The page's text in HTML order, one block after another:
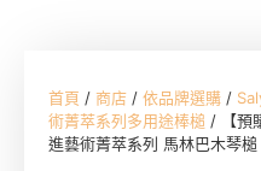
首頁 / 商店 / 依品牌選購 /
術菁萃系列多用途棒槌 / 【預
進藝術菁萃系列 馬林巴木琴